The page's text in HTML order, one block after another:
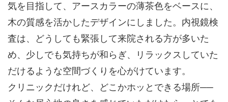
気を目指して、アースカラーの薄茶色をベースに、
木の質感を活かしたデザインにしました。内視鏡検
査は、どうしても緊張して来院される方が多いた
め、少しでも気持ちが和らぎ、リラックスしていた
だけるような空間づくりを心がけています。
クリニックだけれど、どこかホッとできる場所──